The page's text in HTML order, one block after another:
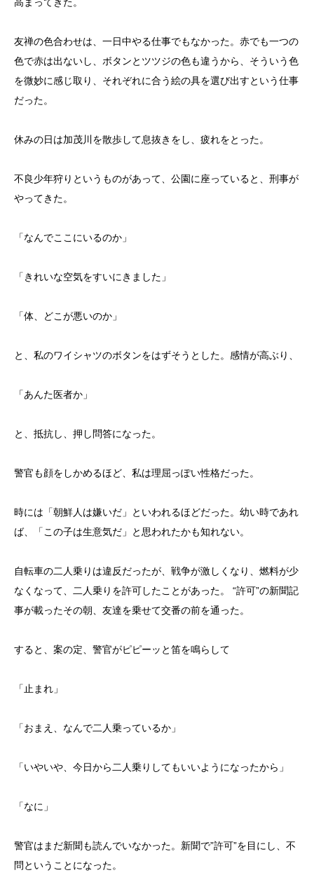
友禅の色合わせは、一日中やる仕事でもなかった。赤でも一つの
色で赤は出ないし、ボタンとツツジの色も違うから、そういう色
を微妙に感じ取り、それぞれに合う絵の具を選び出すという仕事
だった。
休みの日は加茂川を散歩して息抜きをし、疲れをとった。
不良少年狩りというものがあって、公園に座っていると、刑事が
やってきた。
「なんでここにいるのか」
「きれいな空気をすいにきました」
「体、どこが悪いのか」
と、私のワイシャツのボタンをはずそうとした。感情が高ぶり、
「あんた医者か」
と、抵抗し、押し問答になった。
警官も顔をしかめるほど、私は理屈っぽい性格だった。
時には「朝鮮人は嫌いだ」といわれるほどだった。幼い時であれ
ば、「この子は生意気だ」と思われたかも知れない。
自転車の二人乗りは違反だったが、戦争が激しくなり、燃料が少
なくなって、二人乗りを許可したことがあった。 “許可”の新聞記
事が載ったその朝、友達を乗せて交番の前を通った。
すると、案の定、警官がピピーッと笛を鳴らして
「止まれ」
「おまえ、なんで二人乗っているか」
「いやいや、今日から二人乗りしてもいいようになったから」
「なに」
警官はまだ新聞も読んでいなかった。新聞で”許可”を目にし、不
問ということになった。